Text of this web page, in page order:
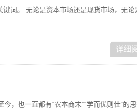
词。 无论是资本市场还是现货市场，无论
详细
，也一直都有“农本商末”“学而优则仕”的